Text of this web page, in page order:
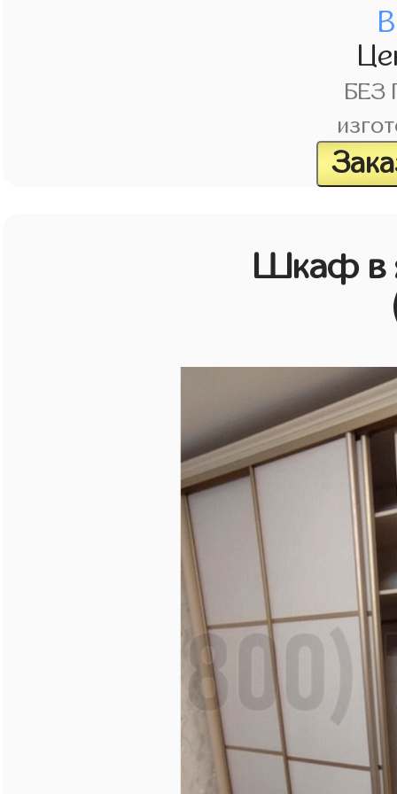
БЕЗ
Шкаф в